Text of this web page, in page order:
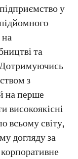
у
та
з
на перше
високоякісні
всьому світу,
догляду за